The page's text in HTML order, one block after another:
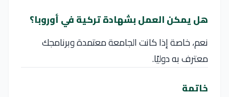
هل يمكن العمل بشهادة تركية في أوروبا؟
نعم، خاصة إذا كانت الجامعة معتمدة وبرنامجك
معترف به دوليًا.
خاتمة